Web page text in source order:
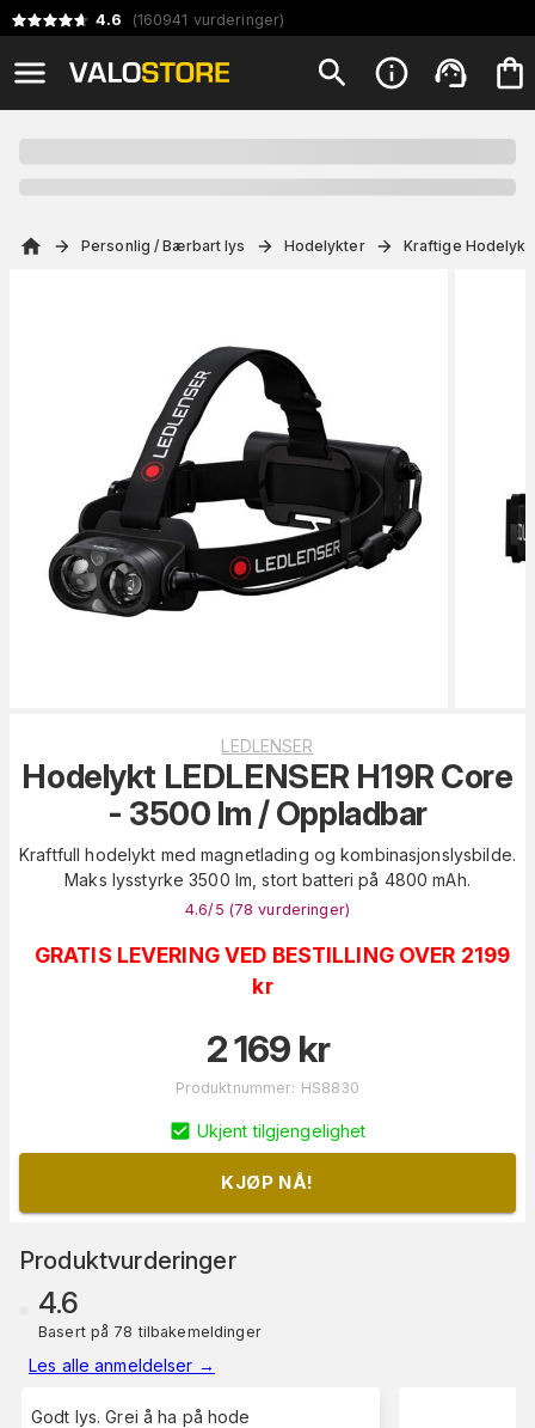
4.6 (160941 vurderinger)
Personlig / Bærbart lys Hodelykter Kraftige
LEDLENSER
Hodelykt LEDLENSER H19R Core
- 3500 lm / Oppladbar
Kraftfull hodelykt med magnetlading og kombinasjonslysbilde.
Maks lysstyrke 3500 lm, stort batteri på 4800 mAh.
4.6/5 (78 vurderinger)
GRATIS LEVERING VED BESTILLING OVER 2199
kr
2 169 kr
Produktnummer: HS8830
Ukjent tilgjengelighet
KJØP NÅ!
Produktvurderinger
4.6
Basert på 78 tilbakemeldinger
Les alle anmeldelser →
Godt lys. Grei å ha på hode